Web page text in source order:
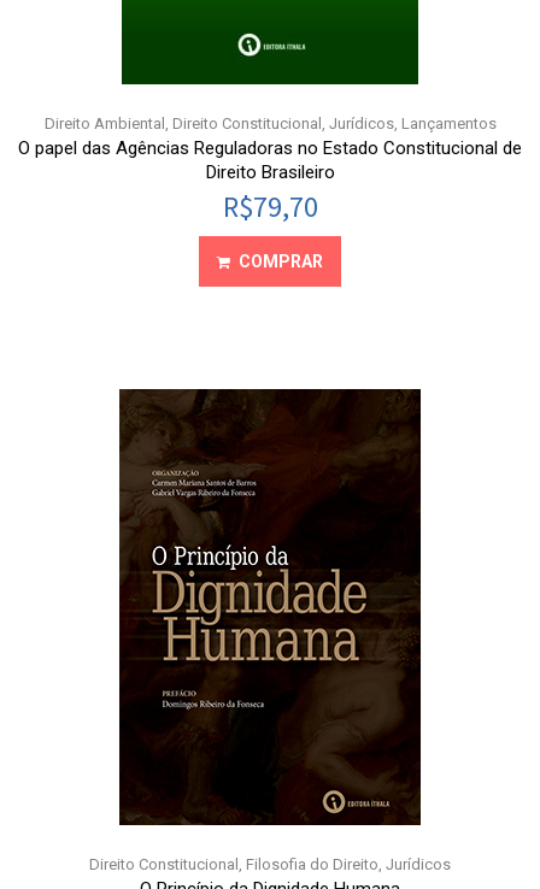
Direito Ambiental , Direito Constitucional , Jurídicos, Lançamentos
O papel das Agências Reguladoras no Estado Constitucional de
Direito Brasileiro
R$79,70
COMPRAR
Direito Constitucional , Filosofia do Direito, Jurídicos